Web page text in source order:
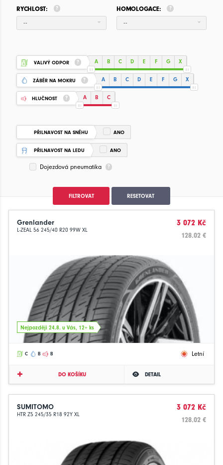
RYCHLOST:
--
HOMOLOGACE:
--
VALIVÝ ODPOR A B C D E F G X
ZÁBĚR NA MOKRU A B C D E F G X
HLUČNOST A B C
PŘILNAVOST NA SNĚHU ANO
PŘILNAVOST NA LEDU ANO
Dojezdová pneumatika
FILTROVAT RESETOVAT
Grenlander
L-ZEAL 56 245/40 R20 99W XL
3 072 Kč
128.02 €
Nejpozději 24.8. u Vás, 12+ ks
C B B Letní
DO KOŠÍKU DETAIL
SUMITOMO
HTR Z5 245/35 R18 92Y XL
3 072 Kč
128.02 €